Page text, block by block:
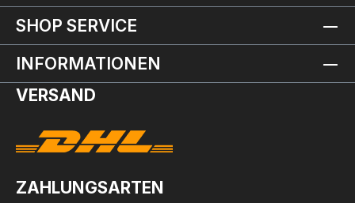
SHOP SERVICE
INFORMATIONEN
VERSAND
ZAHLUNGSARTEN